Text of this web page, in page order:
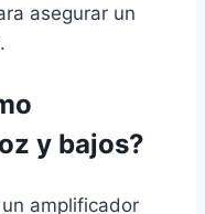
asegurar un
y bajos?
amplificador